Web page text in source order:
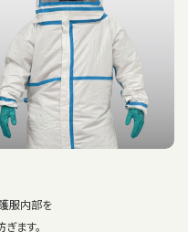
服内部を
ます。